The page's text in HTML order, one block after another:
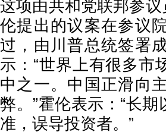
这项由共和党联邦参
伦提出的议案在参议
过，由川普总统签署
示：“世界上有很多市
中之一。中国正滑向
弊。”霍伦表示：“长
准，误导投资者。”